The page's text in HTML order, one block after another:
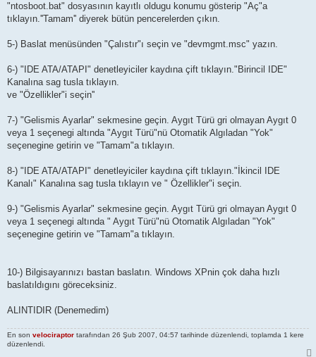
"ntosboot.bat" dosyasının kayıtlı oldugu konumu gösterip "Aç"a
tıklayın.''Tamam'' diyerek bütün pencerelerden çıkın.
5-) Baslat menüsünden "Çalıstır"ı seçin ve "devmgmt.msc" yazın.
6-) "IDE ATA/ATAPI" denetleyiciler kaydına çift tıklayın."Birincil IDE"
Kanalına sag tusla tıklayın.
ve "Özellikler"i seçin''
7-) "Gelismis Ayarlar" sekmesine geçin. Aygıt Türü gri olmayan Aygıt 0
veya 1 seçenegi altında "Aygıt Türü"nü Otomatik Algıladan "Yok"
seçenegine getirin ve "Tamam"a tıklayın.
8-) "IDE ATA/ATAPI" denetleyiciler kaydına çift tıklayın."İkincil IDE
Kanalı" Kanalına sag tusla tıklayın ve " Özellikler"i seçin.
9-) "Gelismis Ayarlar" sekmesine geçin. Aygıt Türü gri olmayan Aygıt 0
veya 1 seçenegi altında " Aygıt Türü"nü Otomatik Algıladan "Yok"
seçenegine getirin ve "Tamam"a tıklayın.
10-) Bilgisayarınızı bastan baslatın. Windows XPnin çok daha hızlı
baslatıldıgını göreceksiniz.
ALINTIDIR (Denemedim)
En son velociraptor tarafından 26 Şub 2007, 04:57 tarihinde düzenlendi, toplamda 1 kere
düzenlendi.